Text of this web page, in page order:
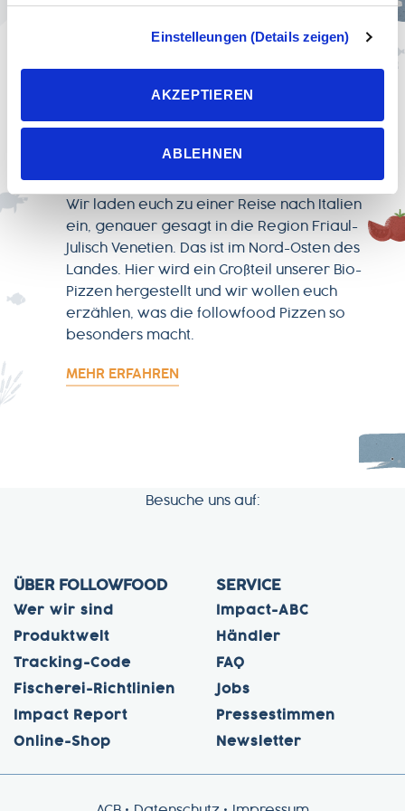
Einwilligung ist freiwillig, für die Nutzung des
Onlineangebots nicht erforderlich und kann jederzeit über
Wenn Sie das Banner mit „Ablehnen“ bestätigen, werden
nur die notwendigen Cookies auf der Webseite gesetzt,
die für den störungsfreien Betrieb der Webseite und die
Einstelleungen (Details zeigen)
AKZEPTIEREN
ABLEHNEN
AKTUELLES
Pizza wie bei Mamma
Natur
Wir laden euch zu einer Reise nach Italien
ein, genauer gesagt in die Region Friaul-
Julisch Venetien. Das ist im Nord-Osten des
Landes. Hier wird ein Großteil unserer Bio-
Pizzen hergestellt und wir wollen euch
erzählen, was die followfood Pizzen so
besonders macht.
MEHR ERFAHREN
Besuche uns auf:
ÜBER FOLLOWFOOD
Wer wir sind
Produktwelt
Tracking-Code
Fischerei-Richtlinien
Impact Report
Online-Shop
SERVICE
Impact-ABC
Händler
FAQ
Jobs
Pressestimmen
Newsletter